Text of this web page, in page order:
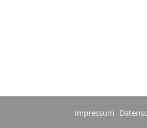
Impressum